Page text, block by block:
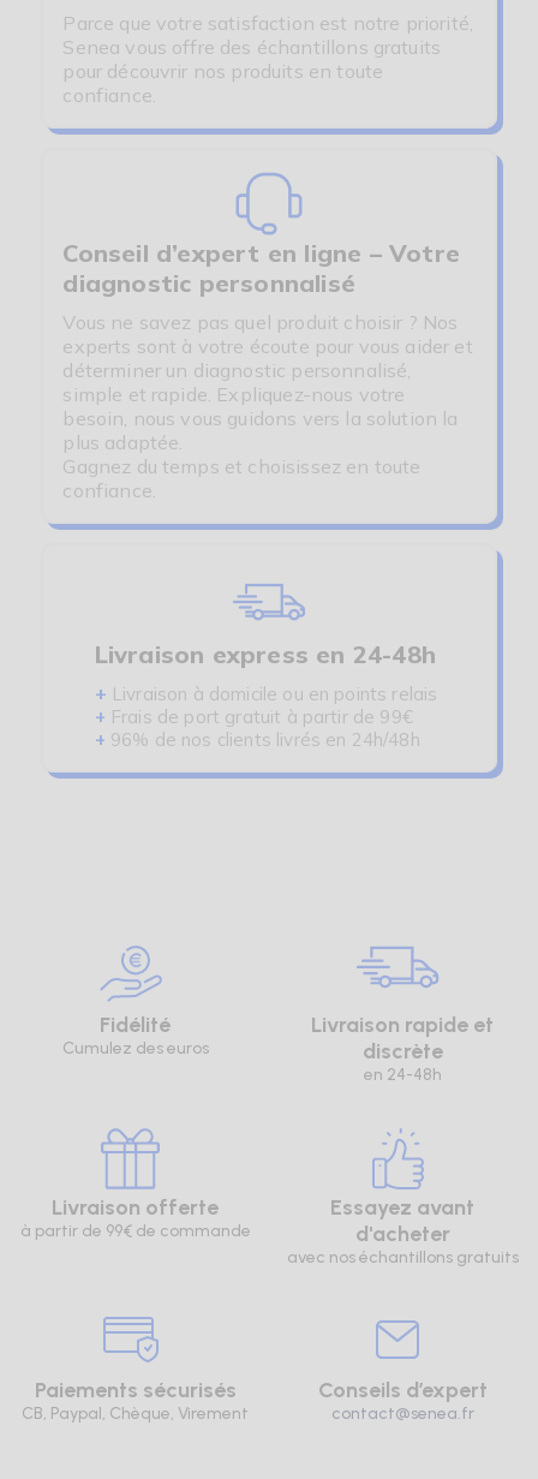
Parce que votre satisfaction est notre priorité,
Senea vous offre des échantillons gratuits
pour découvrir nos produits en toute
confiance.
Conseil d’expert en ligne – Votre
diagnostic personnalisé
Vous ne savez pas quel produit choisir ? Nos
experts sont à votre écoute pour vous aider et
déterminer un diagnostic personnalisé,
simple et rapide. Expliquez-nous votre
besoin, nous vous guidons vers la solution la
plus adaptée.
Gagnez du temps et choisissez en toute
confiance.
Livraison express en 24-48h
+ Livraison à domicile ou en points relais
+ Frais de port gratuit à partir de 99€
+ 96% de nos clients livrés en 24h/48h
Fidélité
Cumulez des euros
Livraison rapide et
discrète
en 24-48h
Livraison offerte
à partir de 99€ de commande
Essayez avant
d'acheter
avec nos échantillons gratuits
Paiements sécurisés
CB, Paypal, Chèque, Virement
Conseils d’expert
contact@senea.fr